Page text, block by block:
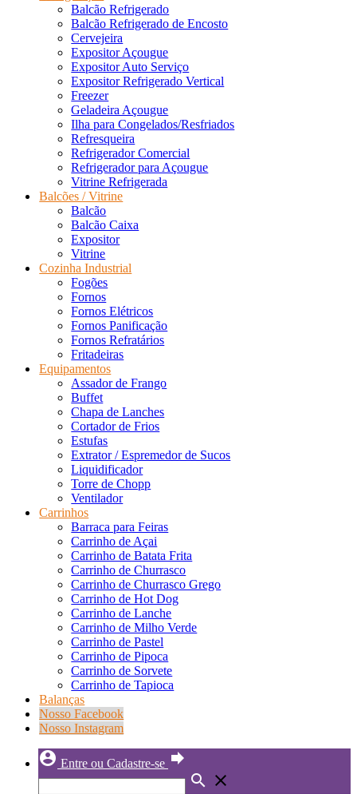
Balcão Refrigerado
Balcão Refrigerado de Encosto
Cervejeira
Expositor Açougue
Expositor Auto Serviço
Expositor Refrigerado Vertical
Freezer
Geladeira Açougue
Ilha para Congelados/Resfriados
Refresqueira
Refrigerador Comercial
Refrigerador para Açougue
Vitrine Refrigerada
Balcões / Vitrine
Balcão
Balcão Caixa
Expositor
Vitrine
Cozinha Industrial
Fogões
Fornos
Fornos Elétricos
Fornos Panificação
Fornos Refratários
Fritadeiras
Equipamentos
Assador de Frango
Buffet
Chapa de Lanches
Cortador de Frios
Estufas
Extrator / Espremedor de Sucos
Liquidificador
Torre de Chopp
Ventilador
Carrinhos
Barraca para Feiras
Carrinho de Açai
Carrinho de Batata Frita
Carrinho de Churrasco
Carrinho de Churrasco Grego
Carrinho de Hot Dog
Carrinho de Lanche
Carrinho de Milho Verde
Carrinho de Pastel
Carrinho de Pipoca
Carrinho de Sorvete
Carrinho de Tapioca
Balanças
Nosso Facebook
Nosso Instagram
account_circle Entre ou Cadastre-se forward
search close